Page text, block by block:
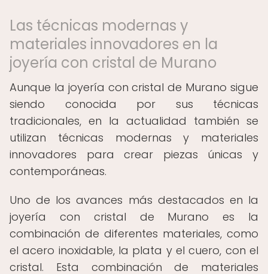
Las técnicas modernas y
materiales innovadores en la
joyería con cristal de Murano
Aunque la joyería con cristal de Murano sigue
siendo conocida por sus técnicas
tradicionales, en la actualidad también se
utilizan técnicas modernas y materiales
innovadores para crear piezas únicas y
contemporáneas.
Uno de los avances más destacados en la
joyería con cristal de Murano es la
combinación de diferentes materiales, como
el acero inoxidable, la plata y el cuero, con el
cristal. Esta combinación de materiales